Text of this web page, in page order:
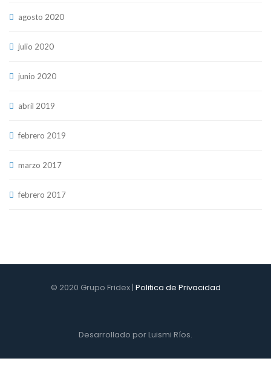
agosto 2020
julio 2020
junio 2020
abril 2019
febrero 2019
marzo 2017
febrero 2017
© 2020 Grupo Fridex | Politica de Privacidad
Desarrollado por Luismi Ríos.